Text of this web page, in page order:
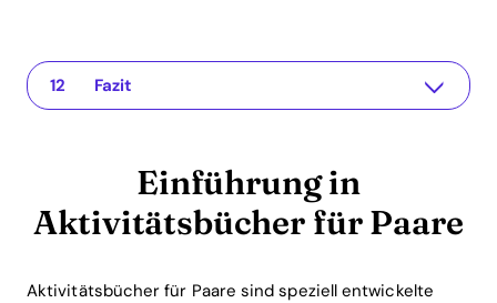
Einführung in Aktivitätsbücher für Paare
The app for your relationship
Warum sind Aktivitätsbücher wichtig für Paare?
Einblick in die Funktionen des Recoupling-Apps
Beispiele für Aktivitäten in Bücher
Rendite und Vorteile von Aktivitätsbüchern
FAQ: Häufige Fragen zu Aktivitätsbüchern für Paare
Was sind Aktivitätsbücher für Paare?
Wie oft sollten Paare Aktivitätsbücher nutzen?
Wie kann die Recoupling-App helfen?
Woher wissen wir, dass diese Bücher wirklich helfen?
Fazit
Einführung in
Aktivitätsbücher für Paare
Aktivitätsbücher für Paare sind speziell entwickelte